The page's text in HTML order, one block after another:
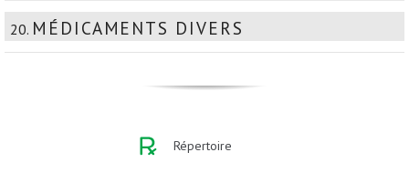
20. MÉDICAMENTS DIVERS
Répertoire